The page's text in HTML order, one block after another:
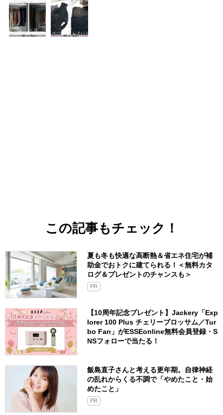
この記事もチェック！
夏も冬も快適な高断熱＆省エネ住宅が補
助金でおトクに建てられる！＜無料カタ
ログ＆プレゼントのチャンスも＞
PR
【10周年記念プレゼント】Jackery「Exp
lorer 100 Plus チェリーブロッサム／Tur
bo Fan」がESSEonline無料会員登録・S
NSフォローで当たる！
飯島直子さんと考える更年期。自律神経
の乱れからくる不調で「やめたこと・始
めたこと」
PR